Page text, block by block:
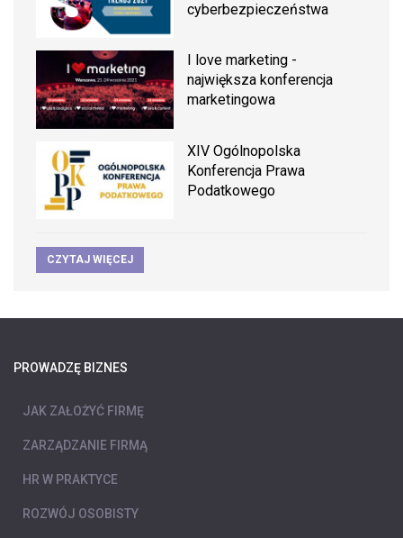
cyberbezpieczeństwa
I love marketing -
największa konferencja
marketingowa
XIV Ogólnopolska
Konferencja Prawa
Podatkowego
CZYTAJ WIĘCEJ
PROWADZĘ BIZNES
JAK ZAŁOŻYĆ FIRMĘ
ZARZĄDZANIE FIRMĄ
HR W PRAKTYCE
ROZWÓJ OSOBISTY